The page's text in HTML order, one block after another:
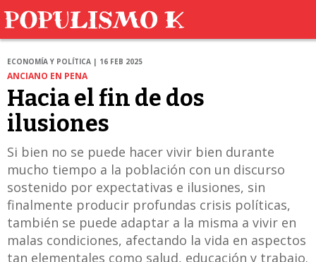
ECONOMÍA Y POLÍTICA | 16 FEB 2025
ANCIANO EN PENA
Hacia el fin de dos
ilusiones
Si bien no se puede hacer vivir bien durante
mucho tiempo a la población con un discurso
sostenido por expectativas e ilusiones, sin
finalmente producir profundas crisis políticas,
también se puede adaptar a la misma a vivir en
malas condiciones, afectando la vida en aspectos
tan elementales como salud, educación y trabajo.